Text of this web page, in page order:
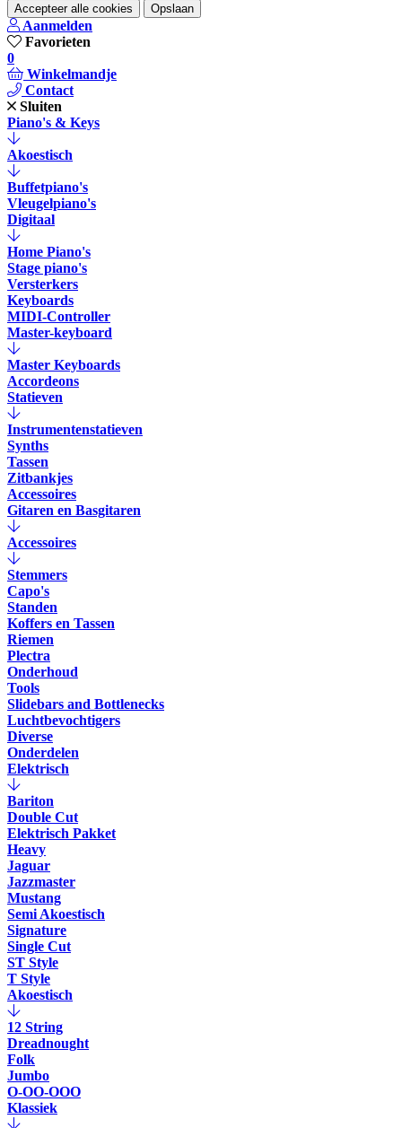
Accepteer alle cookies Opslaan
Aanmelden
Favorieten
0
Winkelmandje
Contact
Sluiten
Piano's & Keys
Akoestisch
Buffetpiano's
Vleugelpiano's
Digitaal
Home Piano's
Stage piano's
Versterkers
Keyboards
MIDI-Controller
Master-keyboard
Master Keyboards
Accordeons
Statieven
Instrumentenstatieven
Synths
Tassen
Zitbankjes
Accessoires
Gitaren en Basgitaren
Accessoires
Stemmers
Capo's
Standen
Koffers en Tassen
Riemen
Plectra
Onderhoud
Tools
Slidebars and Bottlenecks
Luchtbevochtigers
Diverse
Onderdelen
Elektrisch
Bariton
Double Cut
Elektrisch Pakket
Heavy
Jaguar
Jazzmaster
Mustang
Semi Akoestisch
Signature
Single Cut
ST Style
T Style
Akoestisch
12 String
Dreadnought
Folk
Jumbo
O-OO-OOO
Klassiek